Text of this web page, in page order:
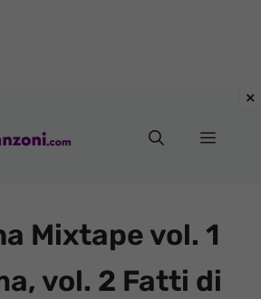
Menu
Mixtape vol. 1
vol. 2 Fatti di